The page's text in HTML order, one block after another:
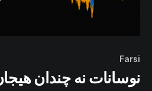
Farsi
نوسانات نه‌ چندان